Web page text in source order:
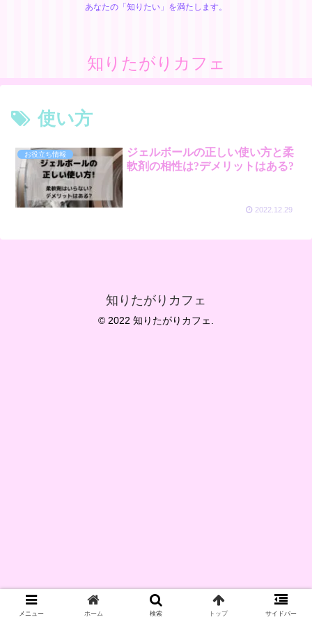
あなたの「知りたい」を満たします。
知りたがりカフェ
使い方
お役立ち情報
ジェルボールの正しい使い方と柔
軟剤の相性は?デメリットはある?
2022.12.29
知りたがりカフェ
© 2022 知りたがりカフェ.
メニュー ホーム 検索 トップ サイドバー